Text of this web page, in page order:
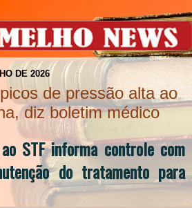
DE 2026
de pressão alta ao
diz boletim médico
STF informa controle com
do tratamento para